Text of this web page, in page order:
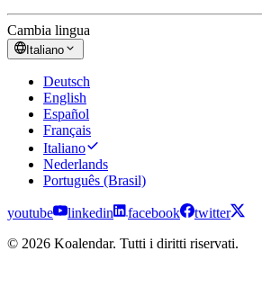
Cambia lingua
Italiano
Deutsch
English
Español
Français
Italiano
Nederlands
Português (Brasil)
youtube linkedin facebook
twitter
© 2026 Koalendar. Tutti i diritti riservati.